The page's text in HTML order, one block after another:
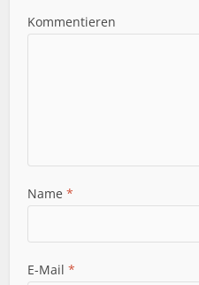
Kommentieren
Name*
E-Mail*